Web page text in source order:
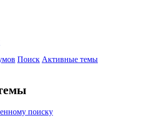
Поиск Активные темы
поиску